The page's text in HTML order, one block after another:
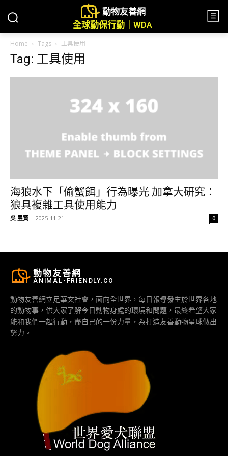
動物友善網
全球動保行動｜WDA
Home Tags 工具使用
Tag: 工具使用
海狼水下「偷蟹餌」行為曝光 加拿大研究：
狼具複雜工具使用能力
吳 昱賢 - 2025-11-21 0
動物友善網
ANIMAL-FRIENDLY.CO
動物友善網立足華文社會，面向全世界，每日報導發生於世界各地
的動物事，供大家了解今日動物身處的環境和問題，最終希望大家
能和我們一起行動，盡自己的一份力量，為打造友善動物星球做出
努力。